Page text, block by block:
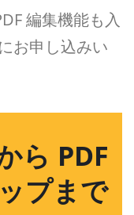
編集機能も入
にお申し込みい
ら PDF
プまで